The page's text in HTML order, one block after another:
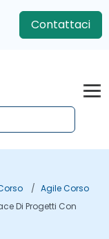
Contattaci
Agile Corso
Di Progetti Con